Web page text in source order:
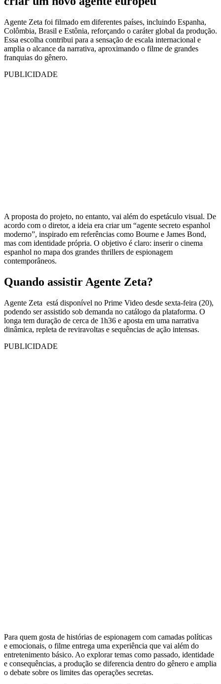
Agente Zeta foi filmado em diferentes países, incluindo Espanha,
Colômbia, Brasil e Estônia, reforçando o caráter global da produção.
Essa escolha contribui para a sensação de escala internacional e
amplia o alcance da narrativa, aproximando o filme de grandes
franquias do gênero.
PUBLICIDADE
A proposta do projeto, no entanto, vai além do espetáculo visual. De
acordo com o diretor, a ideia era criar um “agente secreto espanhol
moderno”, inspirado em referências como Bourne e James Bond,
mas com identidade própria. O objetivo é claro: inserir o cinema
espanhol no mapa dos grandes thrillers de espionagem
contemporâneos.
Quando assistir Agente Zeta?
Agente Zeta está disponível no Prime Video desde sexta-feira (20),
podendo ser assistido sob demanda no catálogo da plataforma. O
longa tem duração de cerca de 1h36 e aposta em uma narrativa
dinâmica, repleta de reviravoltas e sequências de ação intensas.
PUBLICIDADE
Para quem gosta de histórias de espionagem com camadas políticas
e emocionais, o filme entrega uma experiência que vai além do
entretenimento básico. Ao explorar temas como passado, identidade
e consequências, a produção se diferencia dentro do gênero e amplia
o debate sobre os limites das operações secretas.